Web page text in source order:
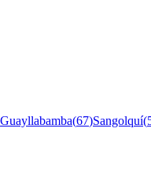
Guayllabamba(67)Sangolquí(